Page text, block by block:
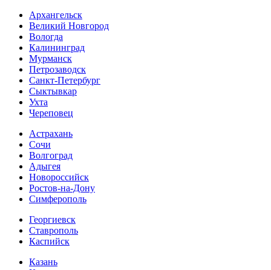
Архангельск
Великий Новгород
Вологда
Калининград
Мурманск
Петрозаводск
Санкт-Петербург
Сыктывкар
Ухта
Череповец
Астрахань
Сочи
Волгоград
Адыгея
Новороссийск
Ростов-на-Дону
Симферополь
Георгиевск
Ставрополь
Каспийск
Казань